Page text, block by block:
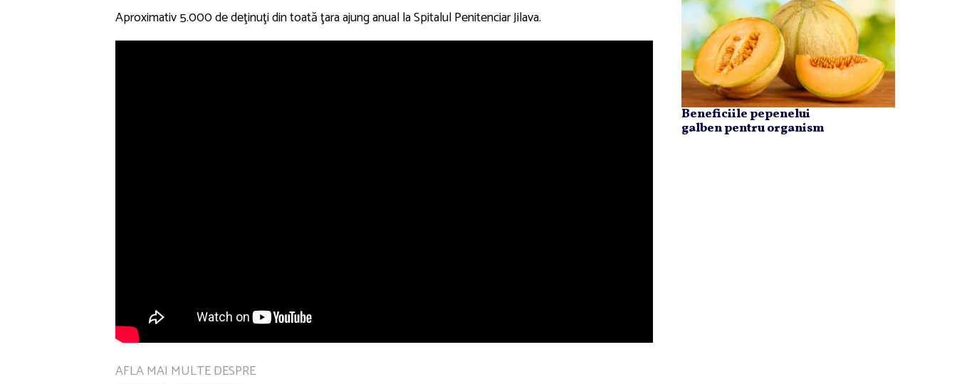
Aproximativ 5.000 de deţinuţi din toată ţara ajung anual la Spitalul Penitenciar Jilava.
AFLA MAI MULTE DESPRE
Beneficiile pepenelui
galben pentru organism